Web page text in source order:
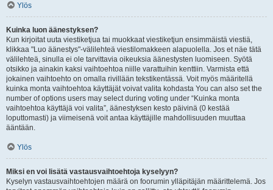
Ylös
Kuinka luon äänestyksen?
Kun kirjoitat uuta viestiketjua tai muokkaat viestiketjun ensimmäistä viestiä,
klikkaa "Luo äänestys"-välilehteä viestilomakkeen alapuolella. Jos et näe tätä
välilehteä, sinulla ei ole tarvittavia oikeuksia äänestysten luomiseen. Syötä
otsikko ja ainakin kaksi vaihtoehtoa niille varattuihin kenttiin. Varmista että
jokainen vaihtoehto on omalla rivillään tekstikentässä. Voit myös määritellä
kuinka monta vaihtoehtoa käyttäjät voivat valita kohdasta You can also set the
number of options users may select during voting under “Kuinka monta
vaihtoehtoa käyttäjä voi valita”, äänestyksen kesto päivinä (0 kestää
loputtomasti) ja viimeisenä voit antaa käyttäjille mahdollisuuden muuttaa
ääntään.
Ylös
Miksi en voi lisätä vastausvaihtoehtoja kyselyyn?
Kyselyn vastausvaihtoehtojen määrä on foorumin ylläpitäjän määrittelemä. Jos